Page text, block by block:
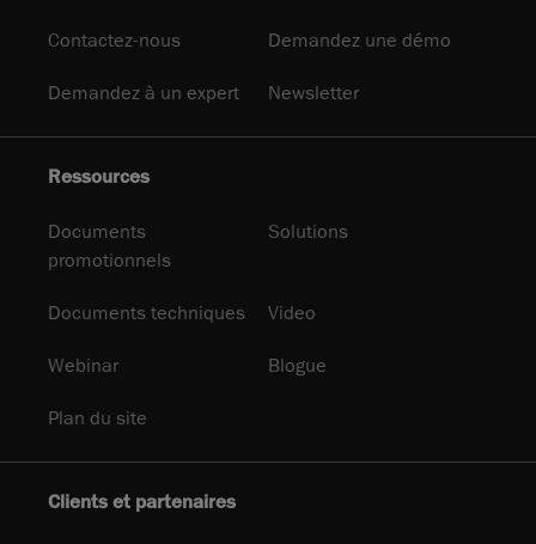
Contactez-nous Demandez une démo
Demandez à un expert Newsletter
Ressources
Documents
promotionnels
Solutions
Documents techniques Video
Webinar Blogue
Plan du site
Clients et partenaires